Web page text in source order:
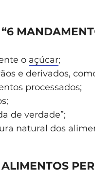
o açúcar;
e derivados,
processados;
de verdade”;
natural dos